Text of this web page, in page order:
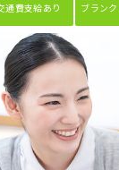
通費支給あり ブラン